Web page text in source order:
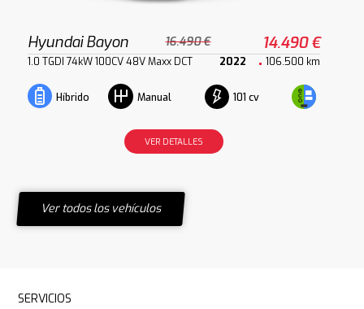
Hyundai Bayon 16.490 € 14.490 €
1.0 TGDI 74kW 100CV 48V Maxx DCT 2022 106.500 km
Híbrido Manual 101 cv
VER DETALLES
Ver todos los vehículos
SERVICIOS